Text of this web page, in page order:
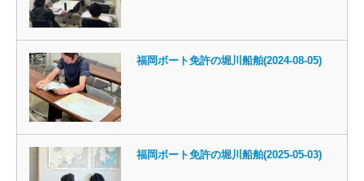
福岡ボート免許の堀川船舶(2024-08-05)
福岡ボート免許の堀川船舶(2025-05-03)